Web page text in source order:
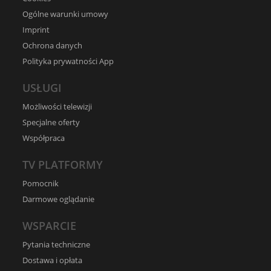
Ogólne warunki umowy
Imprint
Ochrona danych
Polityka prywatności App
USŁUGI
Możliwości telewizji
Specjalne oferty
Współpraca
TV PLATFORMY
Pomocnik
Darmowe oglądanie
WSPARCIE
Pytania techniczne
Dostawa i opłata